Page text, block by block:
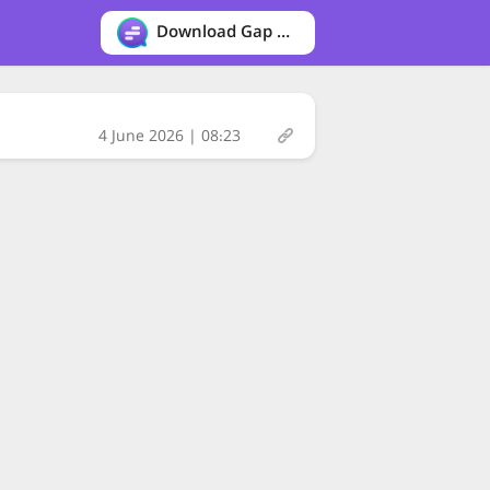
Download Gap messenger
4 June 2026 | 08:23